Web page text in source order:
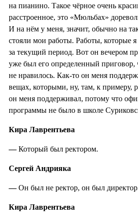
на пианино. Такое чёрное очень
расстроенное, это «Mюльбах»
И на нём у меня, значит, обычно на
стояли мои работы. Работы, которые я
за текущий период. Вот он вечером
уже был его определенный приговор,
не нравилось. Как-то он меня
вещах, которыми, ну, там, к примеру,
он меня поддерживал, потому что
программы не было в школе
Кира Лаврентьева
—Который был ректором.
Сергей Андрияка
—Он был не ректор, он был
Кира Лаврентьева